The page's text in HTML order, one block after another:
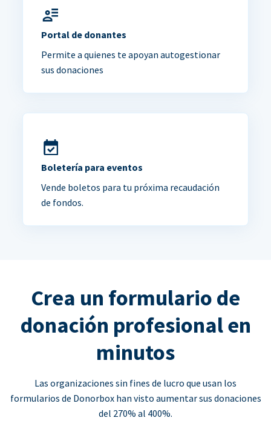
Portal de donantes
Permite a quienes te apoyan autogestionar
sus donaciones
Boletería para eventos
Vende boletos para tu próxima recaudación
de fondos.
Crea un formulario de
donación profesional en
minutos
Las organizaciones sin fines de lucro que usan los
formularios de Donorbox han visto aumentar sus donaciones
del 270% al 400%.